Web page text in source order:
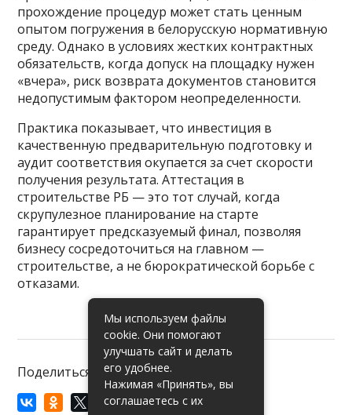
прохождение процедур может стать ценным
опытом погружения в белорусскую нормативную
среду. Однако в условиях жестких контрактных
обязательств, когда допуск на площадку нужен
«вчера», риск возврата документов становится
недопустимым фактором неопределенности.
Практика показывает, что инвестиция в
качественную предварительную подготовку и
аудит соответствия окупается за счет скорости
получения результата. Аттестация в
строительстве РБ — это тот случай, когда
скрупулезное планирование на старте
гарантирует предсказуемый финал, позволяя
бизнесу сосредоточиться на главном —
строительстве, а не бюрократической борьбе с
отказами.
Поделиться:
Мы используем файлы
cookie. Они помогают
улучшать сайт и делать
его удобнее.
Нажимая «Принять», вы
соглашаетесь с их